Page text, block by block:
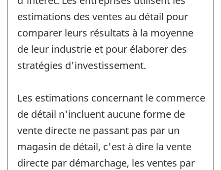
estimations des ventes au détail pour
comparer leurs résultats à la moyenne
de leur industrie et pour élaborer des
stratégies d'investissement.
Les estimations concernant le commerce
de détail n'incluent aucune forme de
vente directe ne passant pas par un
magasin de détail, c'est à dire la vente
directe par démarchage, les ventes par